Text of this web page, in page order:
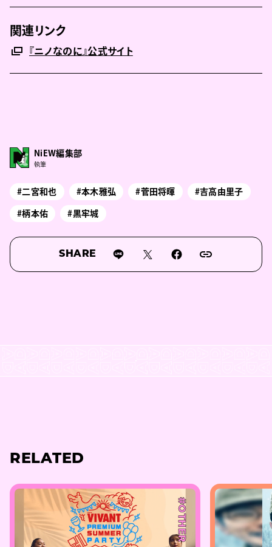
関連リンク
『ニノなのに』公式サイト
NiEW編集部
執筆
#二宮和也 #本木雅弘 #菅田将暉 #吉高由里子
#柄本佑 #黒牢城
SHARE
RELATED
#OTHER